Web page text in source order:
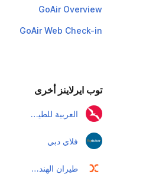
GoAir Overview
GoAir Web Check-in
توب ايرلاينز أخرى
العربية للطيران
فلاي دبي
طيران الهند إكسبرس